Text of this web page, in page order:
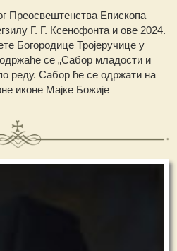
Преосвештенства Епископа
Г. Г. Ксенофонта и ове 2024.
Богородице Тројеручице у
се „Сабор младости и
реду. Сабор ће се одржати на
иконе Мајке Божије